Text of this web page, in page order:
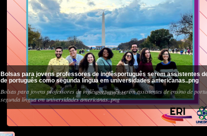
Bolsas para jovens professores de inglêsportuguês serem assistentes
de português como segunda língua em universidades americanas..png
Bolsas para jovens professores de inglêsportuguês serem assistentes de ensino de
segunda língua em universidades americanas..png